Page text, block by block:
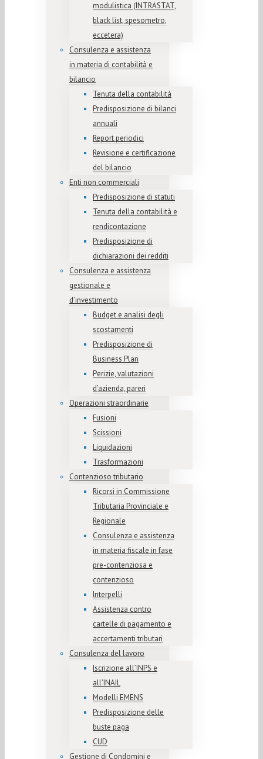
modulistica (INTRASTAT,
black list, spesometro,
eccetera)
Consulenza e assistenza
in materia di contabilità e
bilancio
Tenuta della contabilità
Predisposizione di bilanci
annuali
Report periodici
Revisione e certificazione
del bilancio
Enti non commerciali
Predisposizione di statuti
Tenuta della contabilità e
rendicontazione
Predisposizione di
dichiarazioni dei redditi
Consulenza e assistenza
gestionale e
d’investimento
Budget e analisi degli
scostamenti
Predisposizione di
Business Plan
Perizie, valutazioni
d’azienda, pareri
Operazioni straordinarie
Fusioni
Scissioni
Liquidazioni
Trasformazioni
Contenzioso tributario
Ricorsi in Commissione
Tributaria Provinciale e
Regionale
Consulenza e assistenza
in materia fiscale in fase
pre-contenziosa e
contenzioso
Interpelli
Assistenza contro
cartelle di pagamento e
accertamenti tributari
Consulenza del lavoro
Iscrizione all’INPS e
all’INAIL
Modelli EMENS
Predisposizione delle
buste paga
CUD
Gestione di Condomini e